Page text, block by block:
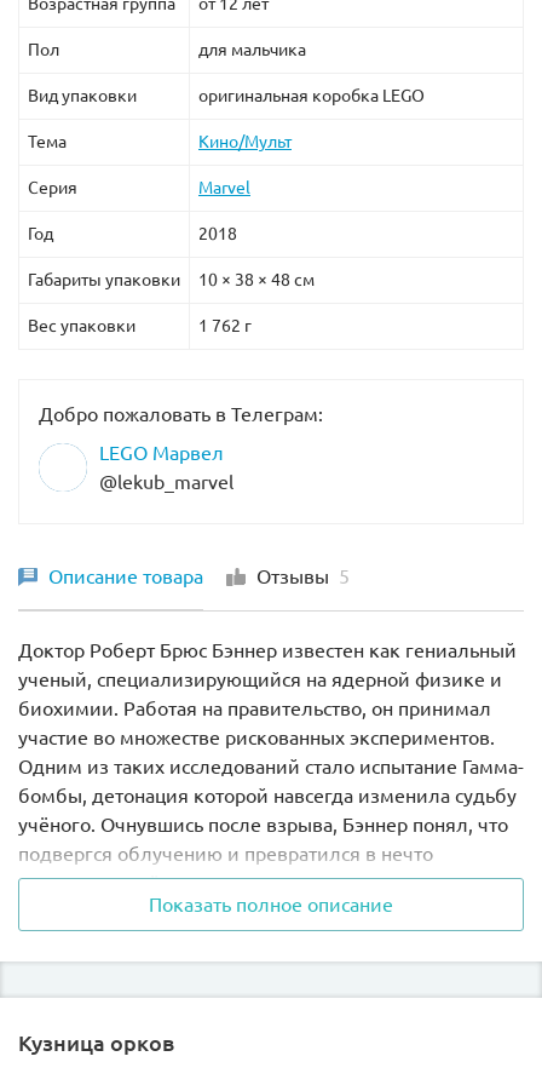
В состав конструктора входят:
5 минифигурок: Дарт Вейдер, Дарт Вейдер без
доспехов, двое Имперских стражников,
Оружие: красный световой меч, бластер, мечи
Размеры построек набора составляют:
замок – 41х28х23 см в высоту, длину и ширину;
Пол для мальчика
Вид упаковки оригинальная коробка LEGO
Тема Кино/Мульт
Серия Marvel
Год 2018
Габариты упаковки 10 × 38 × 48 см
Вес упаковки 1 762 г
Добро пожаловать в Телеграм:
LEGO Марвел
@lekub_marvel
Описание товара Отзывы 5
Доктор Роберт Брюс Бэннер известен как гениальный
ученый, специализирующийся на ядерной физике и
биохимии. Работая на правительство, он принимал
участие во множестве рискованных экспериментов.
Одним из таких исследований стало испытание Гамма-
бомбы, детонация которой навсегда изменила судьбу
учёного. Очнувшись после взрыва, Бэннер понял, что
подвергся облучению и превратился в нечто
огромное, зелёное и свирепое, получившее прозвище
Опасаясь, что неуправляемое альтер эго захватит
контроль над его личностью, Брюс решил укрыться
небольшой деревушке. Здесь он подрабатывал
Показать полное описание
Кузница орков